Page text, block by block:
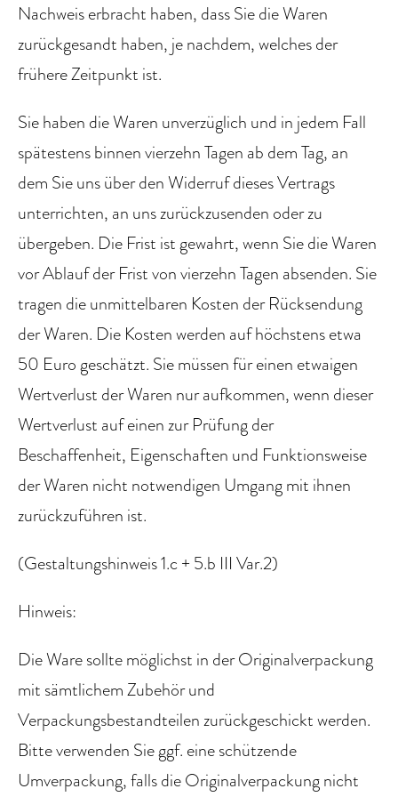
Nachweis erbracht haben, dass Sie die Waren
zurückgesandt haben, je nachdem, welches der
frühere Zeitpunkt ist.
Sie haben die Waren unverzüglich und in jedem Fall
spätestens binnen vierzehn Tagen ab dem Tag, an
dem Sie uns über den Widerruf dieses Vertrags
unterrichten, an uns zurückzusenden oder zu
übergeben. Die Frist ist gewahrt, wenn Sie die Waren
vor Ablauf der Frist von vierzehn Tagen absenden. Sie
tragen die unmittelbaren Kosten der Rücksendung
der Waren. Die Kosten werden auf höchstens etwa
50 Euro geschätzt. Sie müssen für einen etwaigen
Wertverlust der Waren nur aufkommen, wenn dieser
Wertverlust auf einen zur Prüfung der
Beschaffenheit, Eigenschaften und Funktionsweise
der Waren nicht notwendigen Umgang mit ihnen
zurückzuführen ist.
(Gestaltungshinweis 1.c + 5.b III Var.2)
Hinweis:
Die Ware sollte möglichst in der Originalverpackung
mit sämtlichem Zubehör und
Verpackungsbestandteilen zurückgeschickt werden.
Bitte verwenden Sie ggf. eine schützende
Umverpackung, falls die Originalverpackung nicht